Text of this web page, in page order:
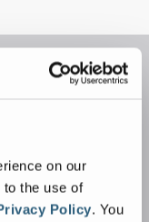
on our
the use of
Policy. You